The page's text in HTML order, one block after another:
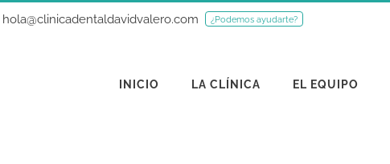
hola@clinicadentaldavidvalero.com ¿Podemos ayudarte?
INICIO LA CLÍNICA EL EQUIPO